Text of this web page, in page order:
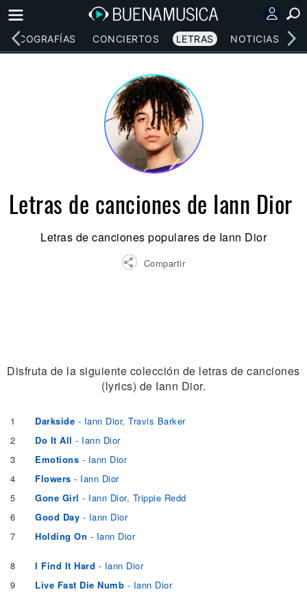
DISCOGRAFÍAS CONCIERTOS LETRAS NOTICIAS
Letras de canciones de Iann Dior
Letras de canciones populares de Iann Dior
Compartir
Disfruta de la siguiente colección de letras de canciones
(lyrics) de Iann Dior.
1 Darkside - Iann Dior, Travis Barker
2
Do It All - Iann Dior
3
Emotions - Iann Dior
4
Flowers - Iann Dior
5
Gone Girl - Iann Dior, Trippie Redd
6
Good Day - Iann Dior
7
Holding On - Iann Dior
8 I Find It Hard - Iann Dior
9
Live Fast Die Numb - Iann Dior